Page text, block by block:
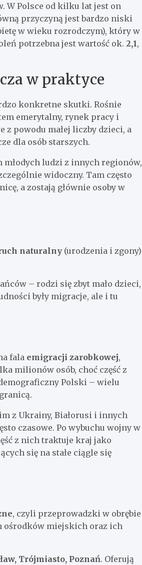
W Polsce od kilku lat jest on
przyczyną jest bardzo niski
w wieku rozrodczym), który w
potrzebna jest wartość ok. 2,1,
w praktyce
konkretne skutki. Rośnie
emerytalny, rynek pracy i
z powodu małej liczby dzieci, a
dla osób starszych.
młodych ludzi z innych regionów,
widoczny. Tam często
a zostają głównie osoby w
naturalny (urodzenia i zgony)
– rodzi się zbyt mało dzieci,
były migracje, ale i tu
fala emigracji zarobkowej,
milionów osób, choć część z
Polski – wielu
z Ukrainy, Białorusi i innych
czasowe. Po wybuchu wojny w
z nich traktuje kraj jako
się na stałe ciągle się
, czyli przeprowadzki w obrębie
ośrodków miejskich oraz ich
Trójmiasto, Poznań. Oferują